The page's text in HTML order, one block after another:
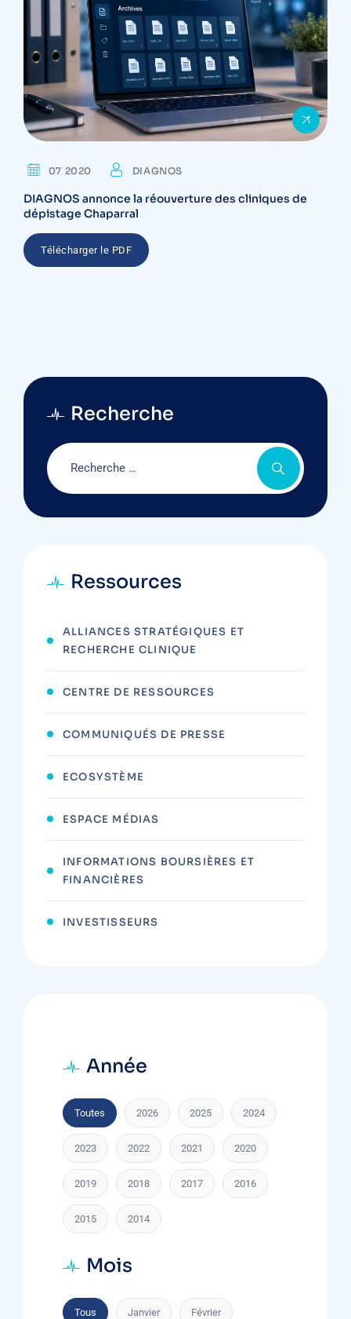
07 2020 DIAGNOS
DIAGNOS annonce la réouverture des cliniques de
dépistage Chaparral
Télécharger le PDF
Recherche
Ressources
ALLIANCES STRATÉGIQUES ET
RECHERCHE CLINIQUE
CENTRE DE RESSOURCES
COMMUNIQUÉS DE PRESSE
ECOSYSTÈME
ESPACE MÉDIAS
INFORMATIONS BOURSIÈRES ET
FINANCIÈRES
INVESTISSEURS
Année
Toutes 2026 2025 2024
2023 2022 2021 2020
2019 2018 2017 2016
2015 2014
Mois
Tous Janvier Février